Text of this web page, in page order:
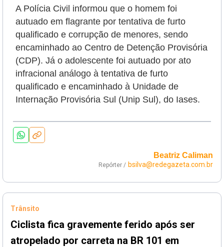
A Polícia Civil informou que o homem foi
autuado em flagrante por tentativa de furto
qualificado e corrupção de menores, sendo
encaminhado ao Centro de Detenção Provisória
(CDP). Já o adolescente foi autuado por ato
infracional análogo à tentativa de furto
qualificado e encaminhado à Unidade de
Internação Provisória Sul (Unip Sul), do Iases.
Beatriz Caliman
Repórter / bsilva@redegazeta.com.br
Trânsito
Ciclista fica gravemente ferido após ser
atropelado por carreta na BR 101 em